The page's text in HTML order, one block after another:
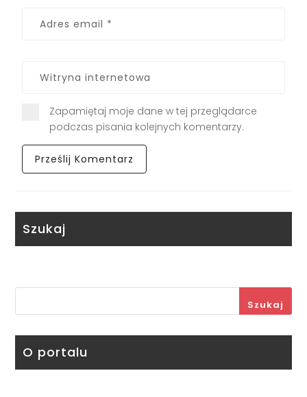
Zapamiętaj moje dane w tej przeglądarce
podczas pisania kolejnych komentarzy.
Szukaj
Szukaj
O portalu